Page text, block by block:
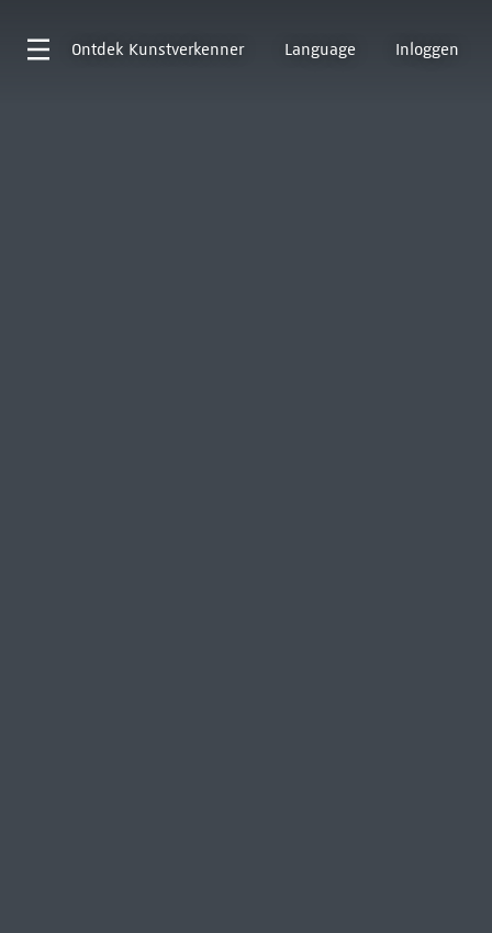
Ontdek Kunstverkenner Language Inloggen